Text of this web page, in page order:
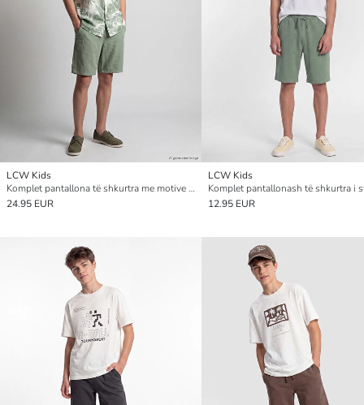
LCW Kids
Komplet pantallona të shkurtra me motive për Djem
24.95 EUR
LCW Kids
12.95 EUR